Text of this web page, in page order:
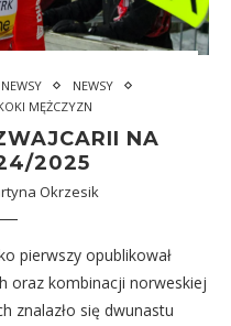
NEWSY
NEWSY
MĘŻCZYZN
NA
2025
Okrzesik
pierwszy opublikował
oraz kombinacji norweskiej
znalazło się dwunastu